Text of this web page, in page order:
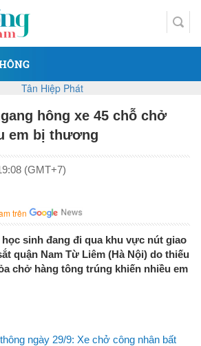
hông xe 45 chỗ chở
em bị thương
(GMT+7)
trên
sinh đang đi qua khu vực nút giao
quận Nam Từ Liêm (Hà Nội) do thiếu
chở hàng tông trúng khiến nhiều em
ngày 29/9: Xe chở công nhân bất